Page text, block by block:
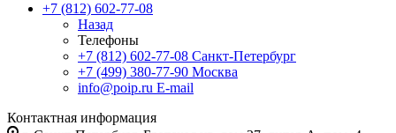
+7 (812) 602-77-08
Назад
Телефоны
+7 (812) 602-77-08 Санкт-Петербург
+7 (499) 380-77-90 Москва
info@poip.ru E-mail
Контактная информация